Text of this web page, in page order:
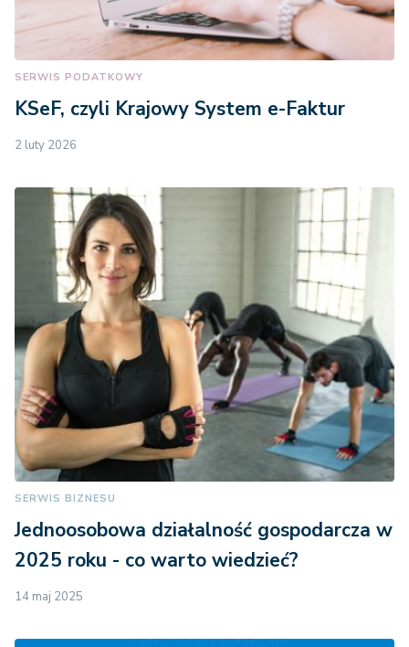
SERWIS PODATKOWY
KSeF, czyli Krajowy System e-Faktur
2 luty 2026
SERWIS BIZNESU
Jednoosobowa działalność gospodarcza w
2025 roku - co warto wiedzieć?
14 maj 2025